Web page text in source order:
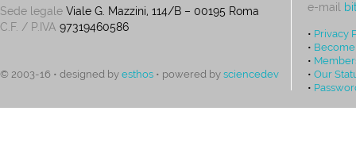
Sede legale Viale G. Mazzini, 114/B – 00195 Roma
C.F. / P.IVA 97319460586
© 2003-16 • designed by esthos • powered by sciencedev
e-mail
• Privacy
•
•
• Our
•